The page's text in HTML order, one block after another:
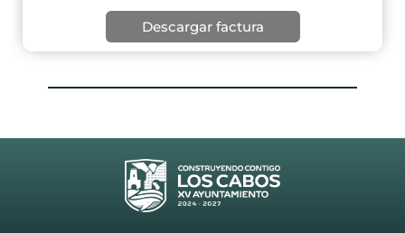
Descargar factura